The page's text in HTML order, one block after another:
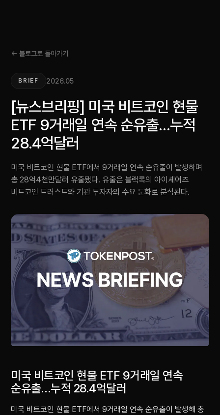
← 블로그로 돌아가기
BRIEF 2026.05
[뉴스브리핑] 미국 비트코인 현물
ETF 9거래일 연속 순유출…누적
28.4억달러
미국 비트코인 현물 ETF에서 9거래일 연속 순유출이 발생하며
총 28억4천만달러 유출됐다. 유출은 블랙록의 아이셰어즈
비트코인 트러스트와 기관 투자자의 수요 둔화로 분석된다.
미국 비트코인 현물 ETF 9거래일 연속
순유출…누적 28.4억달러
미국 비트코인 현물 ETF에서 9거래일 연속 순유출이 발생해 총